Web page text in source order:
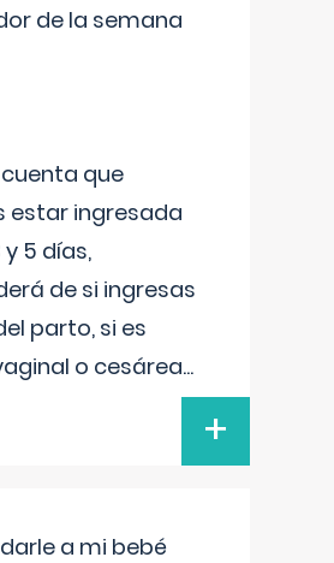
de la semana
cuenta que
estar ingresada
5 días,
de si ingresas
parto, si es
o cesárea...
+
a mi bebé